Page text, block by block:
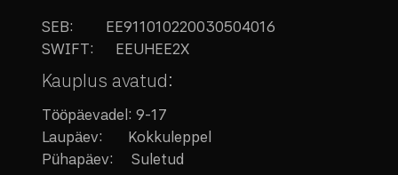
SEB: EE911010220030504016
SWIFT: EEUHEE2X
Kauplus avatud:
Tööpäevadel: 9-17
Laupäev: Kokkuleppel
Pühapäev: Suletud